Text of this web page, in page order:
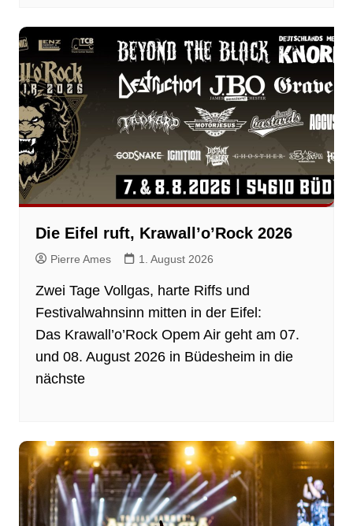
Die Eifel ruft, Krawall’o’Rock 2026
Pierre Ames 1. August 2026
Zwei Tage Vollgas, harte Riffs und
Festivalwahnsinn mitten in der Eifel:
Das Krawall’o’Rock Opem Air geht am 07.
und 08. August 2026 in Büdesheim in die
nächste